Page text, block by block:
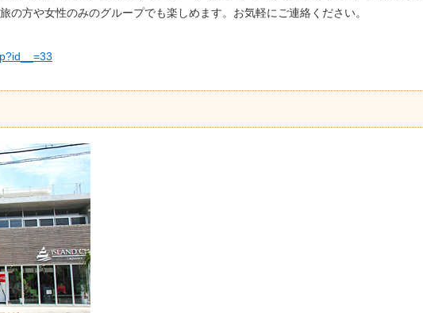
の方や女性のみのグループでも楽しめます。お気軽にご連絡ください。